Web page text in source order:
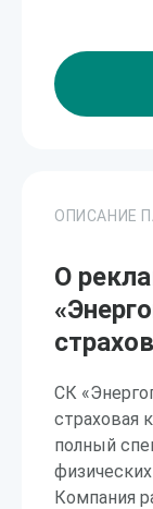
ОПИСАНИЕ
О
СК
страховая
полный
Компания